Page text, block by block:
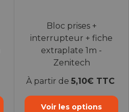
Bloc prises +
interrupteur + fiche
extraplate 1m -
Zenitech
À partir de 5,10€ TTC
Voir les options